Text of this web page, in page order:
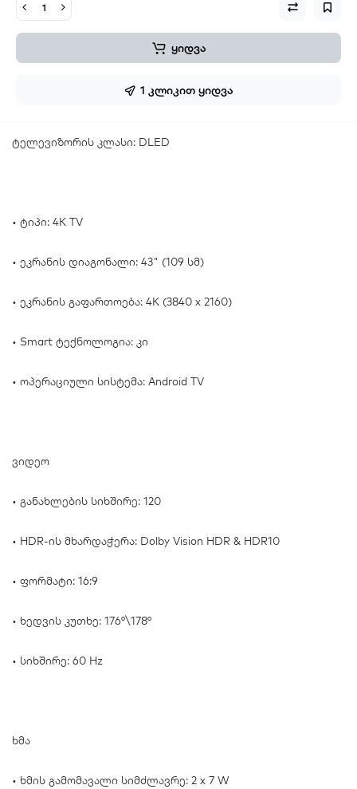
ყიდვა
1 კლიკით ყიდვა
ტელევიზორის კლასი: DLED
• ტიპი: 4K TV
• ეკრანის დიაგონალი: 43" (109 სმ)
• ეკრანის გაფართოება: 4K (3840 x 2160)
• Smart ტექნოლოგია: კი
• ოპერაციული სისტემა: Android TV
ვიდეო
• განახლების სიხშირე: 120
• HDR-ის მხარდაჭერა: Dolby Vision HDR & HDR10
• ფორმატი: 16:9
• ხედვის კუთხე: 176°\178°
• სიხშირე: 60 Hz
ხმა
• ხმის გამომავალი სიმძლავრე: 2 x 7 W